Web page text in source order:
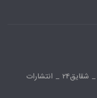
اتوبان بابایی _ شهرک بهشتی _ شقایق24 _ انتشارات